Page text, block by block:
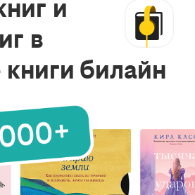
и
в
билайн